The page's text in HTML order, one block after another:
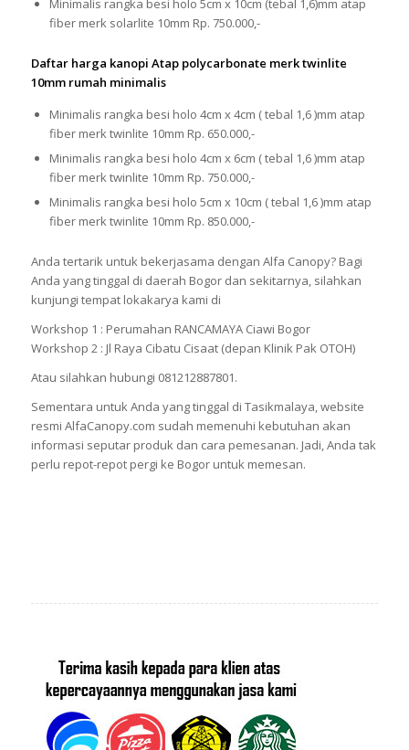
Minimalis rangka besi holo 5cm x 10cm (tebal 1,6)mm atap
fiber merk solarlite 10mm Rp. 750.000,-
Daftar harga kanopi Atap polycarbonate merk twinlite
10mm rumah minimalis
Minimalis rangka besi holo 4cm x 4cm ( tebal 1,6 )mm atap
fiber merk twinlite 10mm Rp. 650.000,-
Minimalis rangka besi holo 4cm x 6cm ( tebal 1,6 )mm atap
fiber merk twinlite 10mm Rp. 750.000,-
Minimalis rangka besi holo 5cm x 10cm ( tebal 1,6 )mm atap
fiber merk twinlite 10mm Rp. 850.000,-
Anda tertarik untuk bekerjasama dengan Alfa Canopy? Bagi
Anda yang tinggal di daerah Bogor dan sekitarnya, silahkan
kunjungi tempat lokakarya kami di
Workshop 1 : Perumahan RANCAMAYA Ciawi Bogor
Workshop 2 : Jl Raya Cibatu Cisaat (depan Klinik Pak OTOH)
Atau silahkan hubungi 081212887801.
Sementara untuk Anda yang tinggal di Tasikmalaya, website
resmi AlfaCanopy.com sudah memenuhi kebutuhan akan
informasi seputar produk dan cara pemesanan. Jadi, Anda tak
perlu repot-repot pergi ke Bogor untuk memesan.